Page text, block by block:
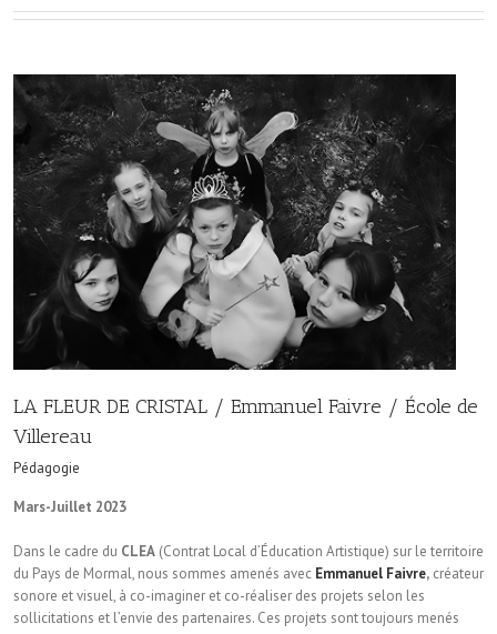
LA FLEUR DE CRISTAL / Emmanuel Faivre / École de
Villereau
Pédagogie
Mars-Juillet 2023
Dans le cadre du CLEA (Contrat Local d’Éducation Artistique) sur le territoire
du Pays de Mormal, nous sommes amenés avec Emmanuel Faivre, créateur
sonore et visuel, à co-imaginer et co-réaliser des projets selon les
sollicitations et l’envie des partenaires. Ces projets sont toujours menés